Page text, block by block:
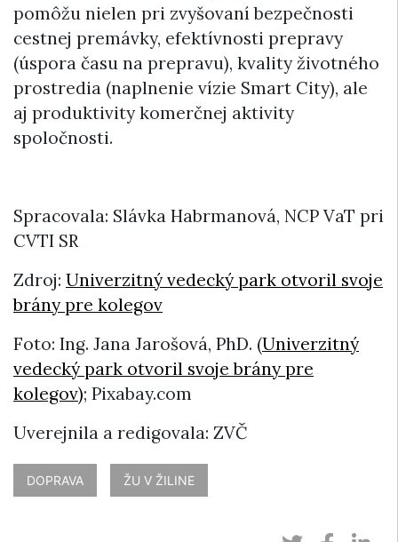
pomôžu nielen pri zvyšovaní bezpečnosti
cestnej premávky, efektívnosti prepravy
(úspora času na prepravu), kvality životného
prostredia (naplnenie vízie Smart City), ale
aj produktivity komerčnej aktivity
spoločnosti.
Spracovala: Slávka Habrmanová, NCP VaT pri
CVTI SR
Zdroj: Univerzitný vedecký park otvoril svoje
brány pre kolegov
Foto: Ing. Jana Jarošová, PhD. (Univerzitný
vedecký park otvoril svoje brány pre
kolegov); Pixabay.com
Uverejnila a redigovala: ZVČ
DOPRAVA ŽU V ŽILINE